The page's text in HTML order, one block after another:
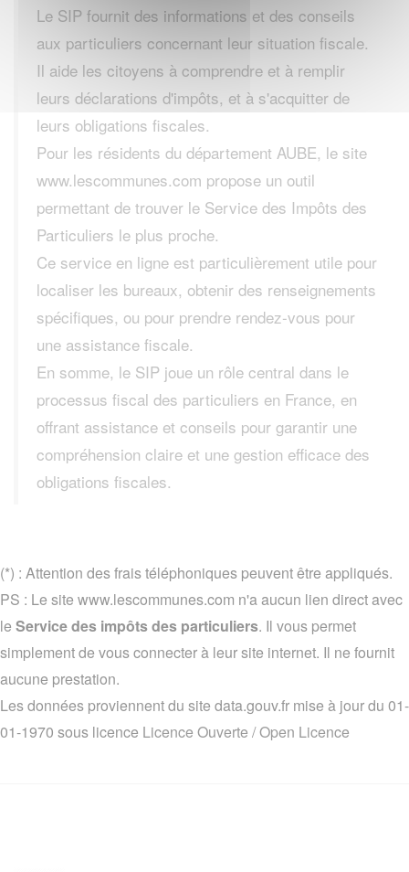
Le SIP fournit des informations et des conseils
aux particuliers concernant leur situation fiscale.
Il aide les citoyens à comprendre et à remplir
leurs déclarations d'impôts, et à s'acquitter de
leurs obligations fiscales.
Pour les résidents du département AUBE, le site
www.lescommunes.com propose un outil
permettant de trouver le Service des Impôts des
Particuliers le plus proche.
Ce service en ligne est particulièrement utile pour
localiser les bureaux, obtenir des renseignements
spécifiques, ou pour prendre rendez-vous pour
une assistance fiscale.
En somme, le SIP joue un rôle central dans le
processus fiscal des particuliers en France, en
offrant assistance et conseils pour garantir une
compréhension claire et une gestion efficace des
obligations fiscales.
(*) : Attention des frais téléphoniques peuvent être appliqués.
PS : Le site www.lescommunes.com n'a aucun lien direct avec
le Service des impôts des particuliers. Il vous permet
simplement de vous connecter à leur site internet. Il ne fournit
aucune prestation.
Les données proviennent du site data.gouv.fr mise à jour du 01-
01-1970 sous licence Licence Ouverte / Open Licence